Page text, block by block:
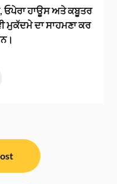
ਓਪੇਰਾ ਹਾਊਸ ਅਤੇ ਕਬੂਤਰ
ਮੁਕੱਦਮੇ ਦਾ ਸਾਹਮਣਾ ਕਰ